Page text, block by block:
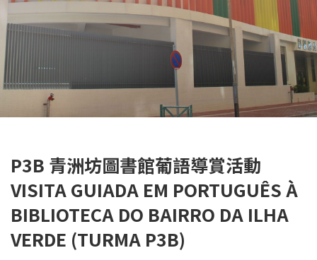
P3B 青洲坊圖書館葡語導賞活動
VISITA GUIADA EM PORTUGUÊS À
BIBLIOTECA DO BAIRRO DA ILHA
VERDE (TURMA P3B)